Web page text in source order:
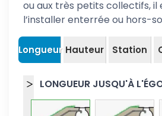
ou aux très petits collectifs, il
l’installer enterrée ou hors-
Longueur Hauteur Station
LONGUEUR JUSQU'À